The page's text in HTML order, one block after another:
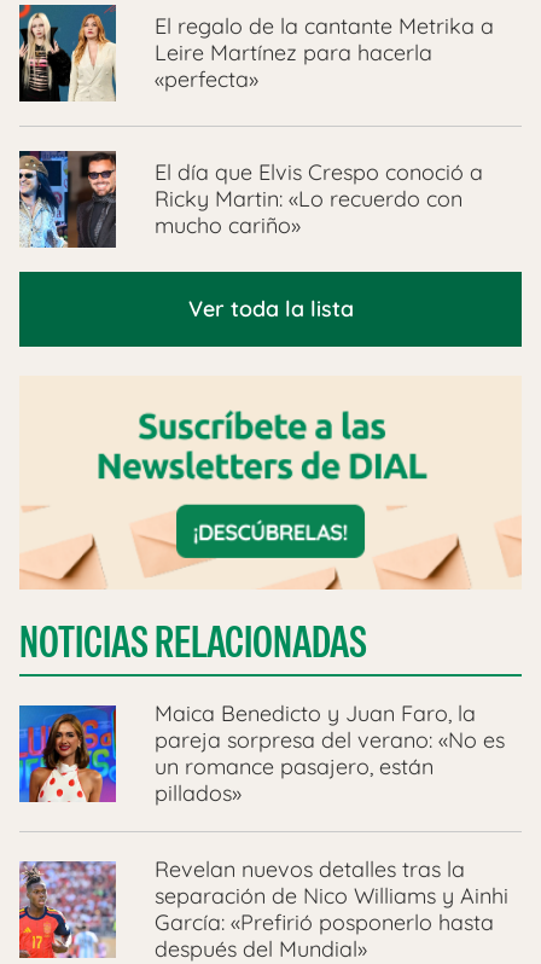
El regalo de la cantante Metrika a
Leire Martínez para hacerla
«perfecta»
El día que Elvis Crespo conoció a
Ricky Martin: «Lo recuerdo con
mucho cariño»
Ver toda la lista
NOTICIAS RELACIONADAS
Maica Benedicto y Juan Faro, la
pareja sorpresa del verano: «No es
un romance pasajero, están
pillados»
Revelan nuevos detalles tras la
separación de Nico Williams y Ainhi
García: «Prefirió posponerlo hasta
después del Mundial»